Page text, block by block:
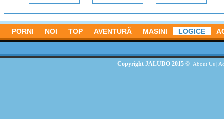
PORNI NOI TOP AVENTURĂ MASINI LOGICE
Copyright JALUDO 2015 © About Us|